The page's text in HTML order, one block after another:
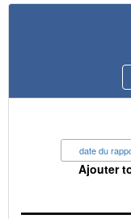
date du
Ajouter